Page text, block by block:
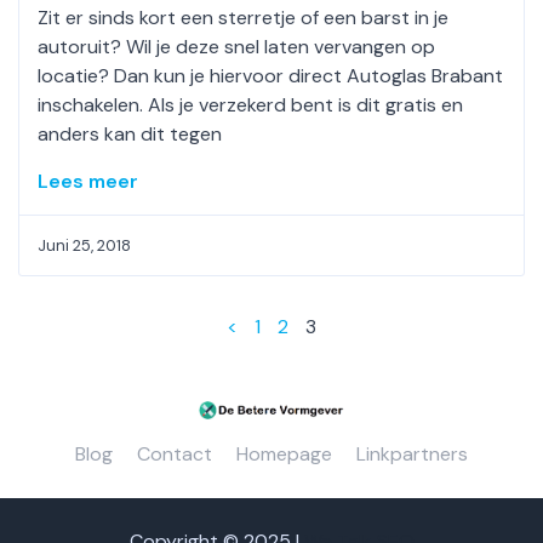
Zit er sinds kort een sterretje of een barst in je
autoruit? Wil je deze snel laten vervangen op
locatie? Dan kun je hiervoor direct Autoglas Brabant
inschakelen. Als je verzekerd bent is dit gratis en
anders kan dit tegen
Lees meer
Juni 25, 2018
< 1 2 3
Blog Contact Homepage Linkpartners